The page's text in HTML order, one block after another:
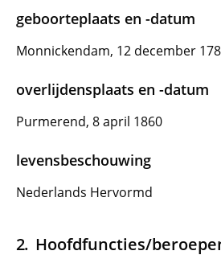
geboorteplaats en -datum
Monnickendam, 12 december
overlijdensplaats en -datum
Purmerend, 8 april 1860
levensbeschouwing
Nederlands Hervormd
Hoofdfuncties/